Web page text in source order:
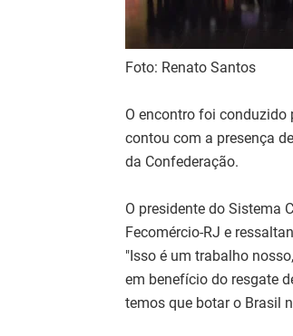
Foto: Renato Santos
O encontro foi conduzido
contou com a presença
da Confederação.
O presidente do Sistema
Fecomércio-RJ e
"Isso é um trabalho
em benefício do resgate
temos que botar o Brasil